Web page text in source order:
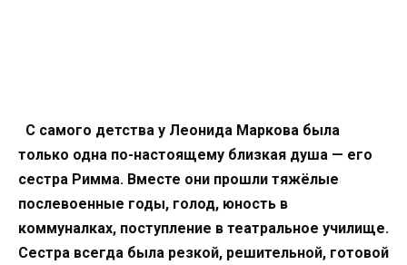
С самого детства у Леонида Маркова была
только одна по-настоящему близкая душа — его
сестра Римма. Вместе они прошли тяжёлые
послевоенные годы, голод, юность в
коммуналках, поступление в театральное училище.
Сестра всегда была резкой, решительной, готовой